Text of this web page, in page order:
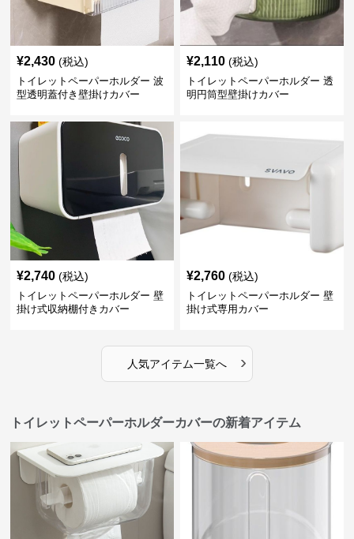
¥2,430 (税込)
トイレットペーパーホルダー 波
型透明蓋付き壁掛けカバー
¥2,110 (税込)
トイレットペーパーホルダー 透
明円筒型壁掛けカバー
¥2,740 (税込)
トイレットペーパーホルダー 壁
掛け式収納棚付きカバー
¥2,760 (税込)
トイレットペーパーホルダー 壁
掛け式専用カバー
人気アイテム一覧へ ›
トイレットペーパーホルダーカバーの新着アイテム